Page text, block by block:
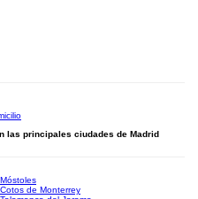
las principales ciudades de Madrid
de Monterrey